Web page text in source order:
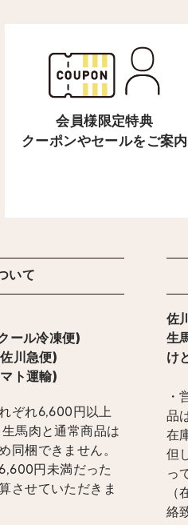
会員様限定特典
クーポンやセールをご案内
いて
ル冷凍便)
川急便)
ト運輸)
ぞれ6,600円以上
馬肉と通常商品は
同梱できません。
円未満だった
させていただきま
佐
生
け
・
品
在
但
っ
（
絡